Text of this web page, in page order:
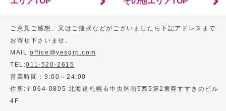
ご意見ご感想、又はご指摘などがございましたら下記アドレスまで
お寄せ下さいませ。
MAIL:office@yesgrp.com
TEL:011-520-2615
営業時間：9:00～24:00
住所:〒064-0805 北海道札幌市中央区南5西5第2東亜すすきのビル
4F